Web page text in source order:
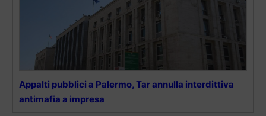
Appalti pubblici a Palermo, Tar annulla interdittiva
antimafia a impresa